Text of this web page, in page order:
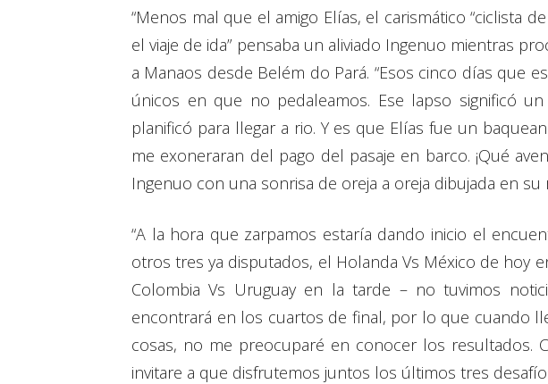
“Menos mal que el amigo Elías, el carismático “ciclista
el viaje de ida” pensaba un aliviado Ingenuo mientras
a Manaos desde Belém do Pará. “Esos cinco días que
únicos en que no pedaleamos. Ese lapso significó
planificó para llegar a rio. Y es que Elías fue un
me exoneraran del pago del pasaje en barco. ¡Qué
Ingenuo con una sonrisa de oreja a oreja dibujada en su
“A la hora que zarpamos estaría dando inicio el
otros tres ya disputados, el Holanda Vs México de hoy
Colombia Vs Uruguay en la tarde – no tuvimos
encontrará en los cuartos de final, por lo que cuando
cosas, no me preocuparé en conocer los resultados.
invitare a que disfrutemos juntos los últimos tres